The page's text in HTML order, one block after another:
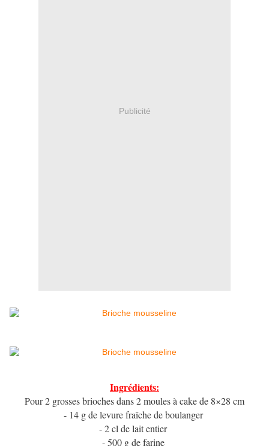
Publicité
Ingrédients:
Pour 2 grosses brioches dans 2 moules à cake de 8×28 cm
- 14 g de levure fraîche de boulanger
- 2 cl de lait entier
- 500 g de farine